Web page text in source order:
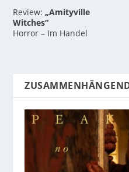
Review:„Amityville
Witches“
Horror – Im Handel